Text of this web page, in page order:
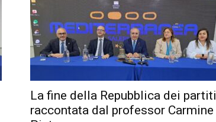
La fine della Repubblica dei partiti
raccontata dal professor Carmine